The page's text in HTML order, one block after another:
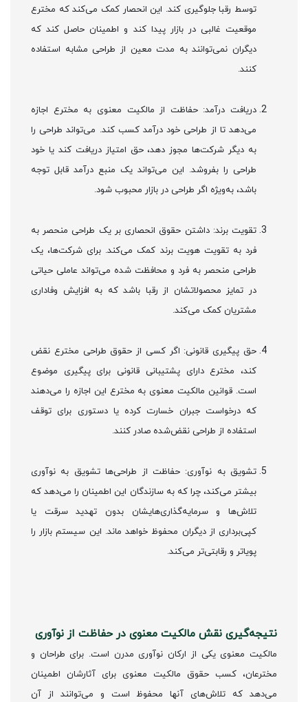
توسط رقبا جلوگیری کند. این انحصار کمک می‌کند که مخترع
موقعیت غالبی در بازار پیدا کند و اطمینان حاصل کند که
دیگران نمی‌توانند به مدت معین از طراحی مشابه استفاده
کنند.
دریافت درآمد: حفاظت از مالکیت معنوی به مخترع اجازه
می‌دهد تا از طراحی خود درآمد کسب کند. می‌تواند طراحی را
به دیگر شرکت‌ها مجوز دهد، حق امتیاز دریافت کند یا خود
طراحی را بفروشد. این می‌تواند یک منبع درآمد قابل توجه
باشد، به‌ویژه اگر طراحی در بازار محبوب شود.
تقویت برند: داشتن حقوق انحصاری بر یک طراحی منحصر به
فرد به تقویت هویت برند کمک می‌کند. برای شرکت‌ها، یک
طراحی منحصر به فرد و محافظت شده می‌تواند عاملی حیاتی
در تمایز محصولاتشان از رقبا باشد که به افزایش وفاداری
مشتریان کمک می‌کند.
حق پیگیری قانونی: اگر کسی از حقوق طراحی مخترع نقض
کند، مخترع دارای پشتیبانی قانونی برای پیگیری موضوع
است. قوانین مالکیت معنوی به مخترع این اجازه را می‌دهند
که درخواست جبران خسارت کرده یا دستوری برای توقف
استفاده از طراحی نقض‌شده صادر کنند.
تشویق به نوآوری: حفاظت از طراحی‌ها تشویق به نوآوری
بیشتر می‌کند، چرا که به سازندگان این اطمینان را می‌دهد که
تلاش‌ها و سرمایه‌گذاری‌هایشان بدون تهدید سرقت یا
کپی‌برداری از دیگران محفوظ خواهد ماند. این سیستم بازار را
پویاتر و رقابتی‌تر می‌کند.
نتیجه‌گیری نقش مالکیت معنوی در حفاظت از نوآوری
مالکیت معنوی یکی از ارکان نوآوری مدرن است. برای طراحان و
مخترعان، کسب حقوق مالکیت معنوی برای آثارشان اطمینان
می‌دهد که تلاش‌های آنها محفوظ است و می‌توانند از آن